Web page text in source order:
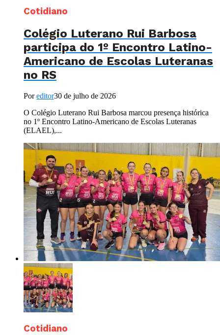
Cotidiano
Colégio Luterano Rui Barbosa
participa do 1º Encontro Latino-
Americano de Escolas Luteranas
no RS
Poreditor30 de julho de 2026
O Colégio Luterano Rui Barbosa marcou presença histórica
no 1º Encontro Latino-Americano de Escolas Luteranas
(ELAEL),...
Cotidiano